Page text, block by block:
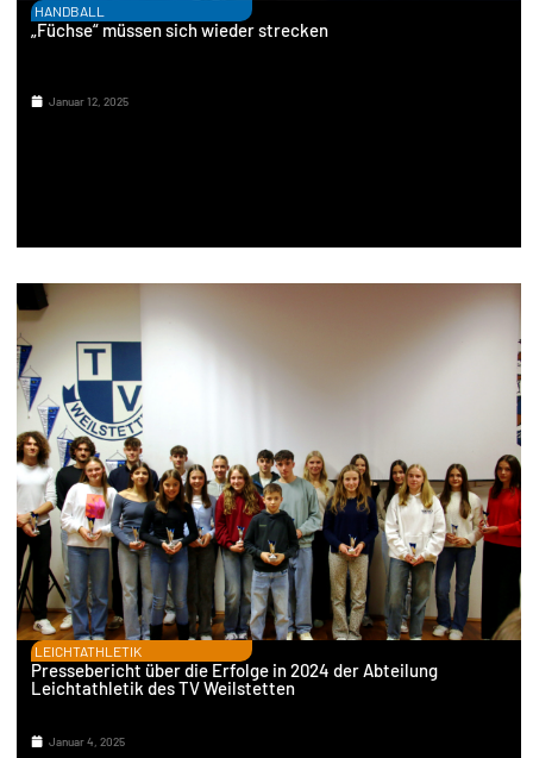
HANDBALL
„Füchse“ müssen sich wieder strecken
Januar 12, 2025
LEICHTATHLETIK
Pressebericht über die Erfolge in 2024 der Abteilung
Leichtathletik des TV Weilstetten
Januar 4, 2025